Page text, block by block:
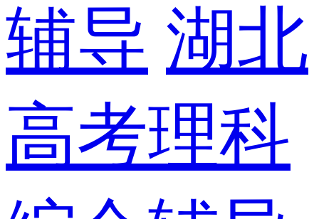
辅导 湖北
高考理科